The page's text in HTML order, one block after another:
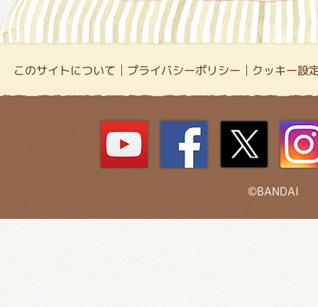
このサイトについて プライバシーポリシー クッキー設
©BANDAI